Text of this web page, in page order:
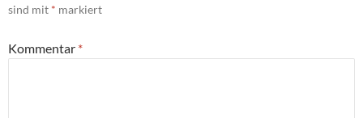
sind mit * markiert
Kommentar *